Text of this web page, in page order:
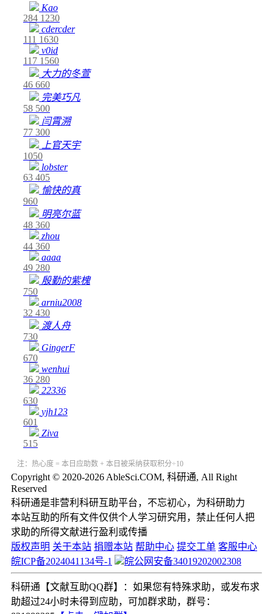
Kao
284 1230
cdercder
111 1630
v0id
117 1560
大力的冬萱
46 660
完美巧凡
58 500
闫霄溯
77 300
上官天宇
1050
lobster
63 405
愉快的真
960
明亮尔蓝
48 360
zhou
44 360
aaaa
49 280
殷勤的紫槐
750
arniu2008
32 430
渡人舟
730
GingerF
670
wenhui
36 280
22336
630
yjh123
601
Ziva
515
注：热心度 = 本日应助数 + 本日被采纳获取积分÷10
Copyright © 2020-2026 AbleSci.COM, 科研通, All Right
Reserved
科研通是非营利科研互助平台，不忘初心，为科研助力
本站互助的所有文件仅供个人学习研究用，禁止任何人把
求助的所得文献进行盈利或传播
版权声明 关于本站 捐赠本站 帮助中心 提交工单 客服中心
皖ICP备2024041134号-1
皖公网安备34019202002308
科研通【文献互助QQ群】：如果您有特殊求助，或发布求
助超过24小时未得到应助，可加群求助，群号：